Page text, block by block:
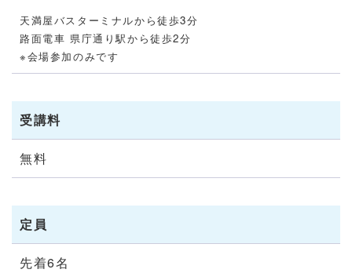
天満屋バスターミナルから徒歩3分
路面電車 県庁通り駅から徒歩2分
※会場参加のみです
受講料
無料
定員
先着6名